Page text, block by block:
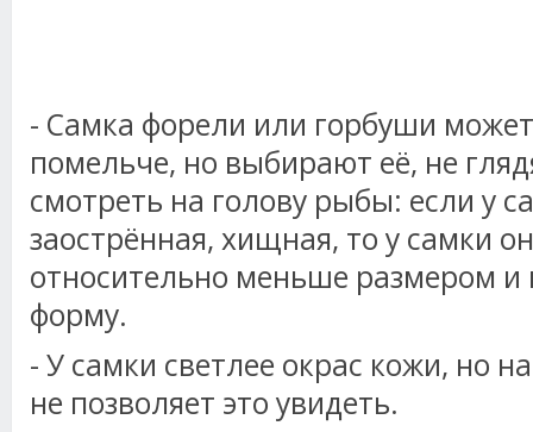
- Самка форели или горбуши
помельче, но выбирают её, не
смотреть на голову рыбы: если у
заострённая, хищная, то у самки
относительно меньше размером и
форму.
- У самки светлее окрас кожи, но
не позволяет это увидеть.